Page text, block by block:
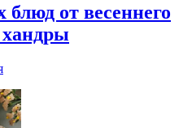
от весеннего